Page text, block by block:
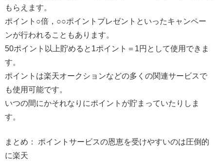
もらえます。
ポイント○倍，○○ポイントプレゼントといったキャンペー
ンが行われることもあります。
50ポイント以上貯めると1ポイント＝1円として使用できま
す。
ポイントは楽天オークションなどの多くの関連サービスで
も使用可能です。
いつの間にかそれなりにポイントが貯まっていたりしま
す。
まとめ： ポイントサービスの恩恵を受けやすいのは圧倒的
に楽天